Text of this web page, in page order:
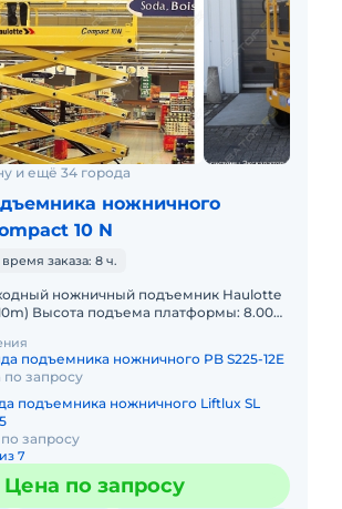
и ещё 34 города
ножничного
10 N
заказа: 8 ч.
ножничный подъемник Haulotte
Высота подъема платформы: 8.00м
подъемника ножничного PB S225-12E
по запросу
подъемника ножничного Liftlux SL
запросу
7
Цена по запросу